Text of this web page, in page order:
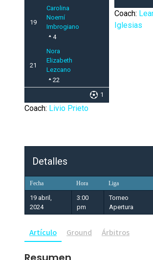
19
Carolina
Noemí
Imbrogiano
4
21
Nora
Elizabeth
Lezcano
22
1
Coach: Livio Prieto
Coach:
Iglesias
Detalles
Fecha Hora Liga
19 abril,
2024
3:00
pm
Torneo
Apertura
Artículo Ground Árbitros